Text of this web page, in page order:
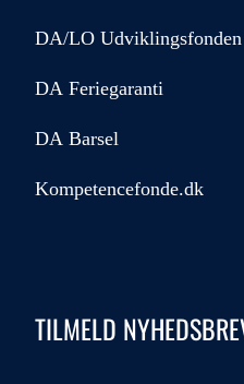
DA/LO Udviklingsfonden
DA Feriegaranti
DA Barsel
Kompetencefonde.dk
TILMELD